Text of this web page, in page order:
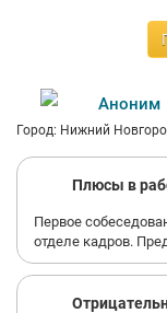
Аноним
Город: Нижний
Плюсы в
Первое
отделе кадров.